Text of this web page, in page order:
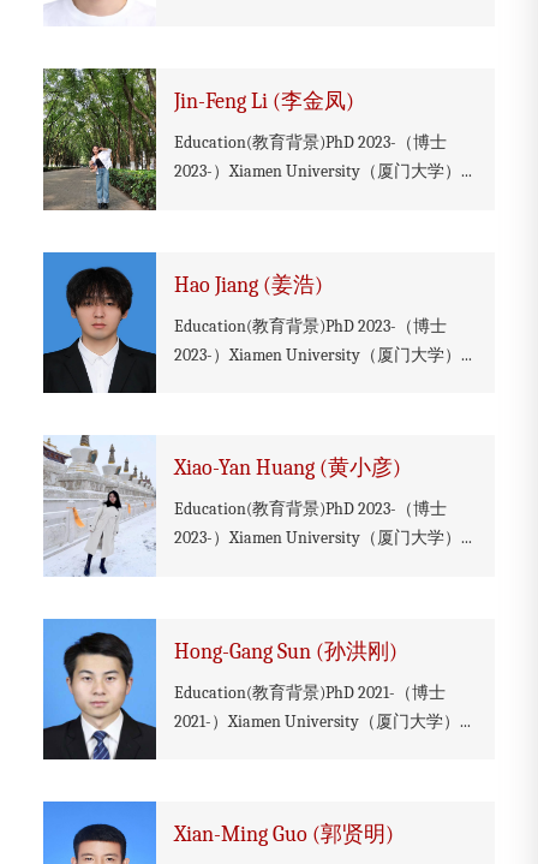
Jin-Feng Li (李金凤)
Education(教育背景)PhD 2023-（博士
2023-）Xiamen University（厦门大学）...
Hao Jiang (姜浩)
Education(教育背景)PhD 2023-（博士
2023-）Xiamen University（厦门大学）...
Xiao-Yan Huang (黄小彦)
Education(教育背景)PhD 2023-（博士
2023-）Xiamen University（厦门大学）...
Hong-Gang Sun (孙洪刚)
Education(教育背景)PhD 2021-（博士
2021-）Xiamen University（厦门大学）...
Xian-Ming Guo (郭贤明)